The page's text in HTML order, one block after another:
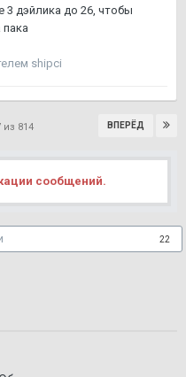
3 дэйлика до 26, чтобы
shipci
ВПЕРЁД
из 814
сообщений.
22